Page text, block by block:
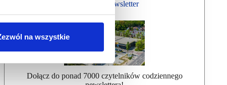
na wszystkie
Bezpłatny Newsletter
Dołącz do ponad 7000 czytelników codziennego